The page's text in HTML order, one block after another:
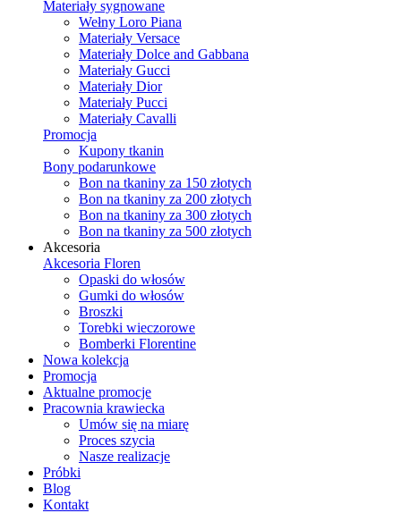
Materiały sygnowane
Wełny Loro Piana
Materiały Versace
Materiały Dolce and Gabbana
Materiały Gucci
Materiały Dior
Materiały Pucci
Materiały Cavalli
Promocja
Kupony tkanin
Bony podarunkowe
Bon na tkaniny za 150 złotych
Bon na tkaniny za 200 złotych
Bon na tkaniny za 300 złotych
Bon na tkaniny za 500 złotych
Akcesoria
Akcesoria Floren
Opaski do włosów
Gumki do włosów
Broszki
Torebki wieczorowe
Bomberki Florentine
Nowa kolekcja
Promocja
Aktualne promocje
Pracownia krawiecka
Umów się na miarę
Proces szycia
Nasze realizacje
Próbki
Blog
Kontakt